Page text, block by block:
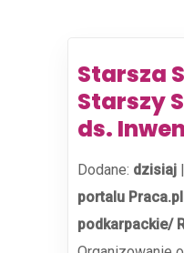
Starsza
Starszy
ds.
Dodane: dzisiaj |
portalu Praca.pl
podkarpackie/